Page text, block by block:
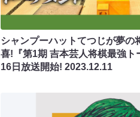
シャンプーハットてつじが夢の
喜!『第1期 吉本芸人将棋最強ト
16日放送開始! 2023.12.11